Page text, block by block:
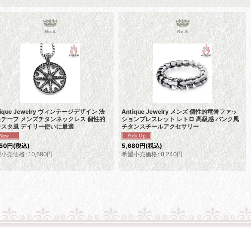
No.4
Jewelry ヴィンテージデザイン 法
ーフ メンズチタンネックレス 個性的
タ風 デイリー使いに最適
円(税込)
売価格: 10,690円
No.5
Antique Jewelry メンズ 個性的竜骨ファッ
ションブレスレット レトロ 高級感 パンク風
チタンスチールアクセサリー
5,680円(税込)
希望小売価格: 8,240円